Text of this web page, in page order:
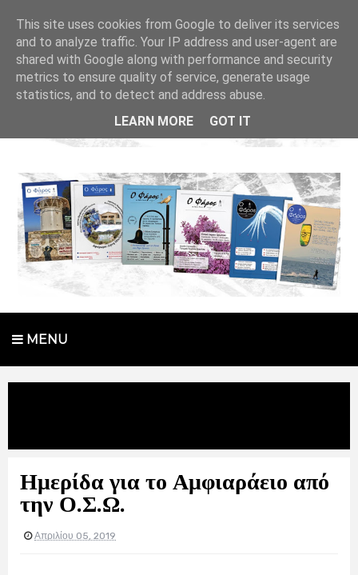
MENU
Ημερίδα για το Αμφιαράειο από
την Ο.Σ.Ω.
Απριλίου 05, 2019
This site uses cookies from Google to deliver its services
and to analyze traffic. Your IP address and user-agent are
shared with Google along with performance and security
metrics to ensure quality of service, generate usage
statistics, and to detect and address abuse.
LEARN MORE
GOT IT